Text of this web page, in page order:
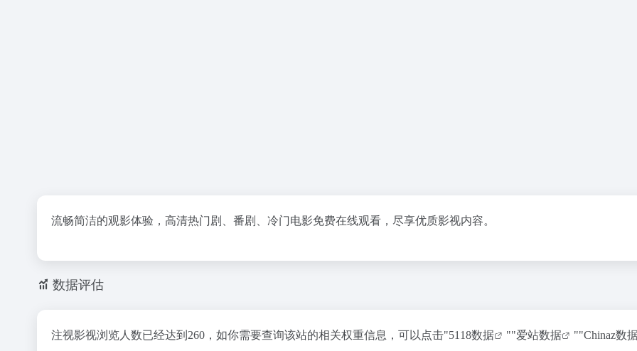
流畅简洁的观影体验，高清热门剧、番剧、冷门电影免费在线观看，尽享优质影视内容。
数据评估
注视影视浏览人数已经达到260，如你需要查询该站的相关权重信息，可以点击"5118数据 ""爱站数据 ""Chinaz数